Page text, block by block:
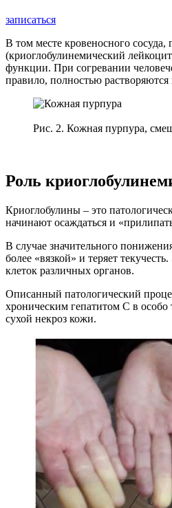
записаться
В том месте кровеносного
(криоглобулинемический
функции. При согревании
правило, полностью
Рис. 2. Кожная пурпура,
Роль
Криоглобулины – это
начинают осаждаться и
В случае значительного
более «вязкой» и теряет
клеток различных органов.
Описанный патологический
хроническим гепатитом С в особо
сухой некроз кожи.